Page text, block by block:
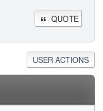
QUOTE
USER ACTIONS